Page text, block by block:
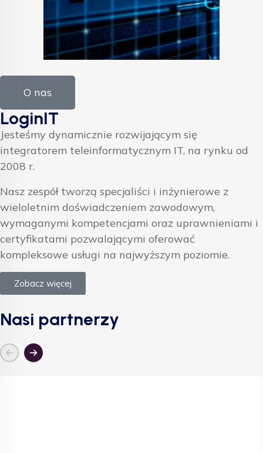
O nas
LoginIT
Jesteśmy dynamicznie rozwijającym się
integratorem teleinformatycznym IT, na rynku od
2008 r.
Nasz zespół tworzą specjaliści i inżynierowe z
wieloletnim doświadczeniem zawodowym,
wymaganymi kompetencjami oraz uprawnieniami i
certyfikatami pozwalającymi oferować
kompleksowe usługi na najwyższym poziomie.
Zobacz więcej
Nasi partnerzy